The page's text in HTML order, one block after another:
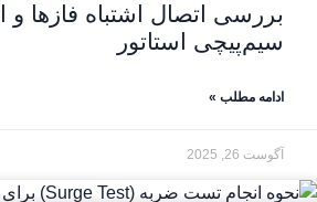
بررسی اتصال اشتباه فازها و
سیم‌پیچی استاتور
ادامه مطلب »
آگوست 26, 2025